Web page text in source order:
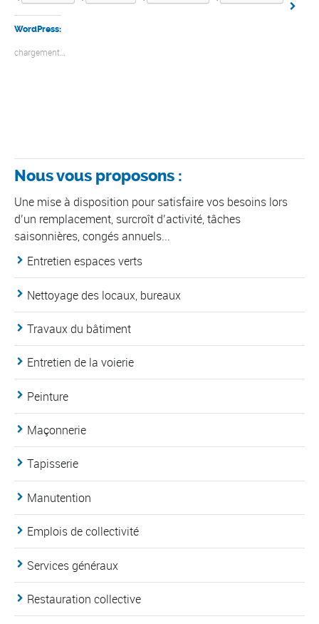
WordPress:
chargement…
Nous vous proposons :
Une mise à disposition pour satisfaire vos besoins lors
d’un remplacement, surcroît d’activité, tâches
saisonnières, congés annuels...
Entretien espaces verts
Nettoyage des locaux, bureaux
Travaux du bâtiment
Entretien de la voierie
Peinture
Maçonnerie
Tapisserie
Manutention
Emplois de collectivité
Services généraux
Restauration collective